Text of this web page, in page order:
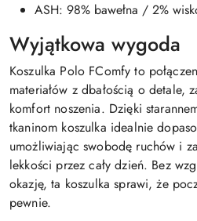
ASH: 98% bawełna / 2%
Wyjątkowa wygoda
Koszulka Polo FComfy to
materiałów z dbałością o detale,
komfort noszenia. Dzięki
tkaninom koszulka idealnie
umożliwiając swobodę ruchów i
lekkości przez cały dzień. Bez
okazję, ta koszulka sprawi, że
pewnie.